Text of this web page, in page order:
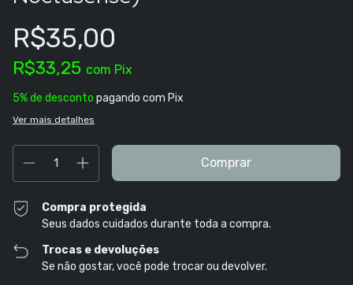
R$35,00
R$33,25 com Pix
5% de desconto pagando com Pix
Ver mais detalhes
Compra protegida
Seus dados cuidados durante toda a compra.
Trocas e devoluções
Se não gostar, você pode trocar ou devolver.